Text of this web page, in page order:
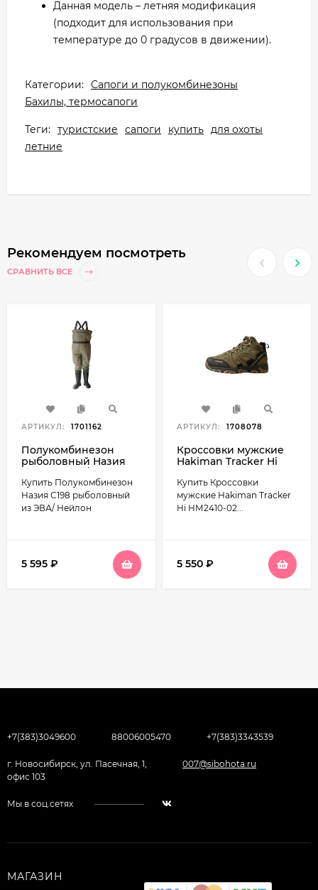
Данная модель – летняя модификация
(подходит для использования при
температуре до 0 градусов в движении).
Категории: Cапоги и полукомбинезоны
Бахилы, термосапоги
Теги: туристские сапоги купить для охоты
летние
Рекомендуем посмотреть
СРАВНИТЬ ВСЕ
АРТИКУЛ: 1701162
Полукомбинезон
рыболовный Назия
Купить Полукомбинезон
Назия С198 рыболовный
из ЭВА/ Нейлон
5 595 ₽
АРТИКУЛ: 1708078
Кроссовки мужские
Hakiman Tracker Hi
Купить Кроссовки
мужские Hakiman Tracker
Hi HМ2410-02...
5 550 ₽
+7(383)3049600 88006005470 +7(383)3343539
г. Новосибирск, ул. Пасечная, 1,
офис 103
007@sibohota.ru
Мы в соц.сетях
МАГАЗИН